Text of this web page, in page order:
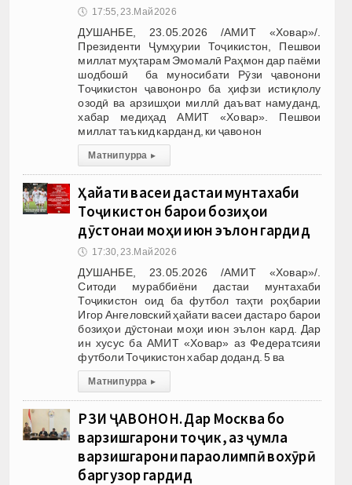
🕔 17:55, 23.Май 2026
ДУШАНБЕ, 23.05.2026 /АМИТ «Ховар»/.
Президенти Ҷумҳурии Тоҷикистон, Пешвои
миллат муҳтарам Эмомалӣ Раҳмон дар паёми
шодбошӣ ба муносибати Рӯзи ҷавонони
Тоҷикистон ҷавононро ба ҳифзи истиқлолу
озодӣ ва арзишҳои миллӣ даъват намуданд,
хабар медиҳад АМИТ «Ховар». Пешвои
миллат таъкид карданд, ки ҷавонон
Матни пурра ▸
Ҳайати васеи дастаи мунтахаби
Тоҷикистон барои бозиҳои
дӯстонаи моҳи июн эълон гардид
🕔 17:30, 23.Май 2026
ДУШАНБЕ, 23.05.2026 /АМИТ «Ховар»/.
Ситоди мураббиёни дастаи мунтахаби
Тоҷикистон оид ба футбол таҳти роҳбарии
Игор Ангеловский ҳайати васеи дастаро барои
бозиҳои дӯстонаи моҳи июн эълон кард. Дар
ин хусус ба АМИТ «Ховар» аз Федератсияи
футболи Тоҷикистон хабар доданд. 5 ва
Матни пурра ▸
РӮЗИ ҶАВОНОН. Дар Москва бо
варзишгарони тоҷик, аз ҷумла
варзишгарони параолимпӣ вохӯрӣ
баргузор гардид